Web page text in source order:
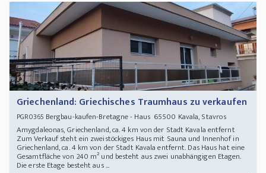
Griechenland: Griechisches Traumhaus zu verkaufen
PGR0365 Bergbau-kaufen-Bretagne - Haus 65500 Kavala, Stavros
Amygdaleonas, Griechenland, ca. 4 km von der Stadt Kavala entfernt
Zum Verkauf steht ein zweistöckiges Haus mit Sauna und Innenhof in
Griechenland, ca. 4 km von der Stadt Kavala entfernt. Das Haus hat eine
Gesamtfläche von 240 m² und besteht aus zwei unabhängigen Etagen.
Die erste Etage besteht aus ...